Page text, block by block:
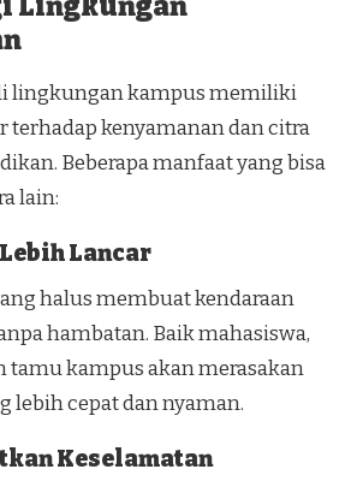
lingkungan kampus memiliki
terhadap kenyamanan dan citra
Beberapa manfaat yang bisa
lain:
Lancar
halus membuat kendaraan
hambatan. Baik mahasiswa,
tamu kampus akan merasakan
lebih cepat dan nyaman.
Keselamatan